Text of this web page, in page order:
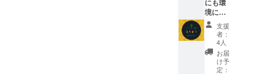
加券付
き！ ＊
デザイ
ン・色
等につ
いて
は、若
別サー
ビスに
なって
いま
す。 よ
ろしく
お願い
いたし
くださ
い。
オープ
ン日が
決まっ
たらご
連絡さ
せてい
にも環
境にも
いいは
ちみ
つ】 中
島悟さ
ん厳選
の『特
支援
者：
4人
お届
け予
定：